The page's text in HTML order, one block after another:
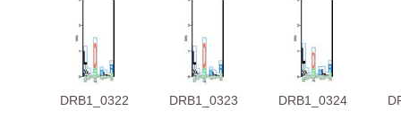
DRB1_0322 DRB1_0323 DRB1_0324